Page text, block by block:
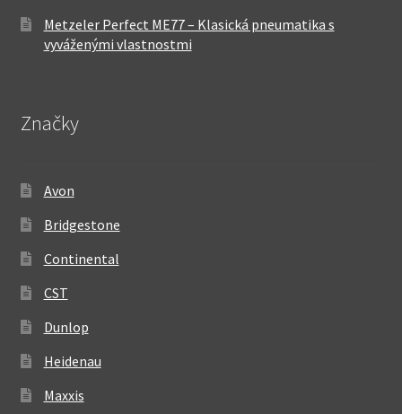
Metzeler Perfect ME77 – Klasická pneumatika s
vyváženými vlastnostmi
Značky
Avon
Bridgestone
Continental
CST
Dunlop
Heidenau
Maxxis